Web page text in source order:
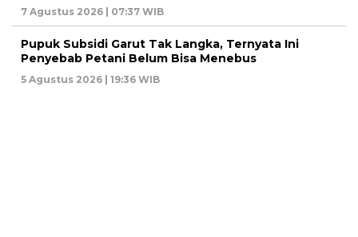
7 Agustus 2026 | 07:37 WIB
Pupuk Subsidi Garut Tak Langka, Ternyata Ini
Penyebab Petani Belum Bisa Menebus
5 Agustus 2026 | 19:36 WIB